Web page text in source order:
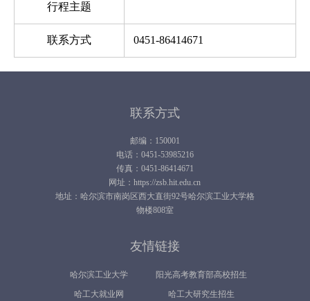
行程主题
联系方式 0451-86414671
联系方式
邮编：150001
电话：0451-53985216
传真：0451-86414671
网址：https://zsb.hit.edu.cn
地址：哈尔滨市南岗区西大直街92号哈尔滨工业大学格
物楼808室
友情链接
哈尔滨工业大学 阳光高考教育部高校招生
平台
哈工大就业网
哈工大研究生招生